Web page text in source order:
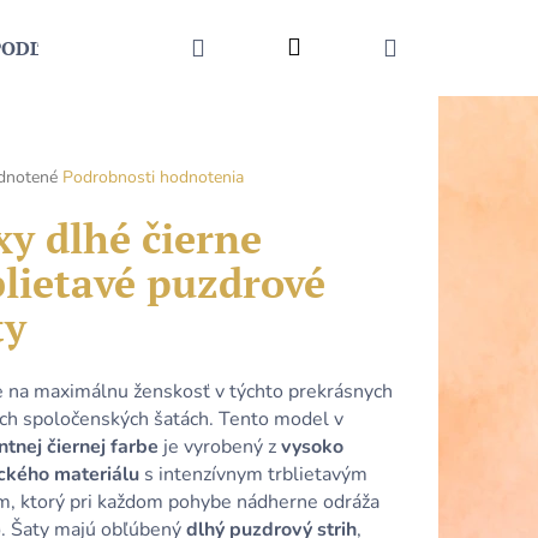
UDALOSTI MÓDNE DOPLNKY
HĽADAŤPrihlásenie
Podrobnosti hodnotenia
dlhé čierne
puzdrové
na maximálnu ženskosť v týchto prekrásnych
spoločenských šatách. Tento model v
čiernej farbe je vyrobený zvysoko
materiálu s intenzívnym trblietavým
ktorý pri každom pohybe nádherne odráža
Šaty majú obľúbenýdlhý puzdrový strih,
Nasledujúce